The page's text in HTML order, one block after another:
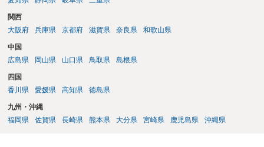
関西
大阪府
兵庫県 京都府 滋賀県 奈良県 和歌山県
中国
広島県
岡山県 山口県 鳥取県 島根県
四国
香川県
愛媛県 高知県 徳島県
九州・沖縄
福岡県
佐賀県 長崎県 熊本県 大分県 宮崎県 鹿児島県 沖縄県